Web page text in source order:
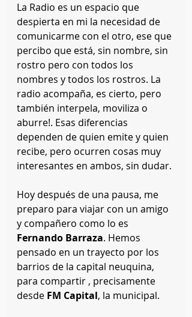
La Radio es un espacio que
despierta en mi la necesidad de
comunicarme con el otro, ese que
percibo que está, sin nombre, sin
rostro pero con todos los
nombres y todos los rostros. La
radio acompaña, es cierto, pero
también interpela, moviliza o
aburre!. Esas diferencias
dependen de quien emite y quien
recibe, pero ocurren cosas muy
interesantes en ambos, sin dudar.
Hoy después de una pausa, me
preparo para viajar con un amigo
y compañero como lo es
Fernando Barraza. Hemos
pensado en un trayecto por los
barrios de la capital neuquina,
para compartir , precisamente
desde FM Capital, la municipal.